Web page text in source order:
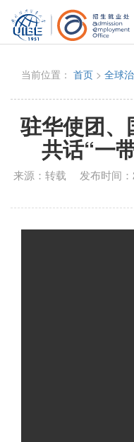
当前位置： 首页 > 全球
驻华使团
共话“一
来源： 转载 发布时间：